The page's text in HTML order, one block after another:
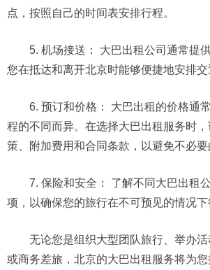
点，按照自己的时间表安排行程。
5. 机场接送： 大巴出租公司通常提供
您在抵达和离开北京时能够便捷地安排交
6. 预订和价格： 大巴出租的价格通
程的不同而异。在选择大巴出租服务时
策、附加费用和合同条款，以避免不必要
7. 保险和安全： 了解不同大巴出租
项，以确保您的旅行在不可预见的情况下
无论您是组织大型团队旅行、举办活
或商务差旅，北京的大巴出租服务将为